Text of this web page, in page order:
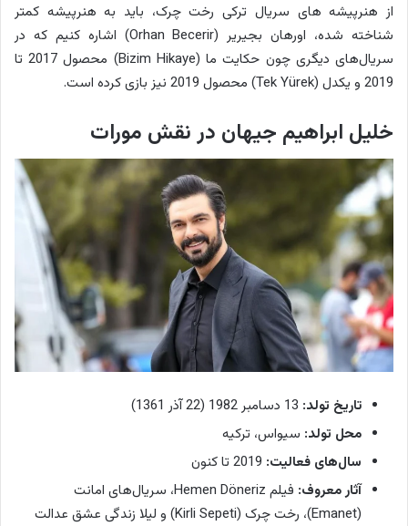
از هنرپیشه های سریال ترکی رخت چرک، باید به هنرپیشه کمتر
شناخته شده، اورهان بجیریر (Orhan Becerir) اشاره کنیم که در
سریال‌های دیگری چون حکایت ما (Bizim Hikaye) محصول 2017 تا
2019 و یکدل (Tek Yürek) محصول 2019 نیز بازی کرده است.
خلیل ابراهیم جیهان در نقش مورات
تاریخ تولد:
محل تولد: سیواس، ترکیه
سال‌های فعالیت:
آثار معروف:
فیلم Hemen Döneriz، سریال‌های امانت
(Emanet)، رخت چرک (Kirli Sepeti) و لیلا زندگی عشق عدالت